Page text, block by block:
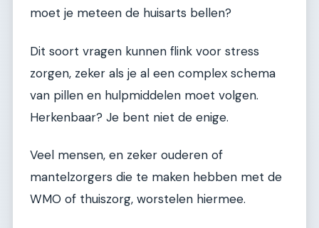
moet je meteen de huisarts bellen?
Dit soort vragen kunnen flink voor stress
zorgen, zeker als je al een complex schema
van pillen en hulpmiddelen moet volgen.
Herkenbaar? Je bent niet de enige.
Veel mensen, en zeker ouderen of
mantelzorgers die te maken hebben met de
WMO of thuiszorg, worstelen hiermee.